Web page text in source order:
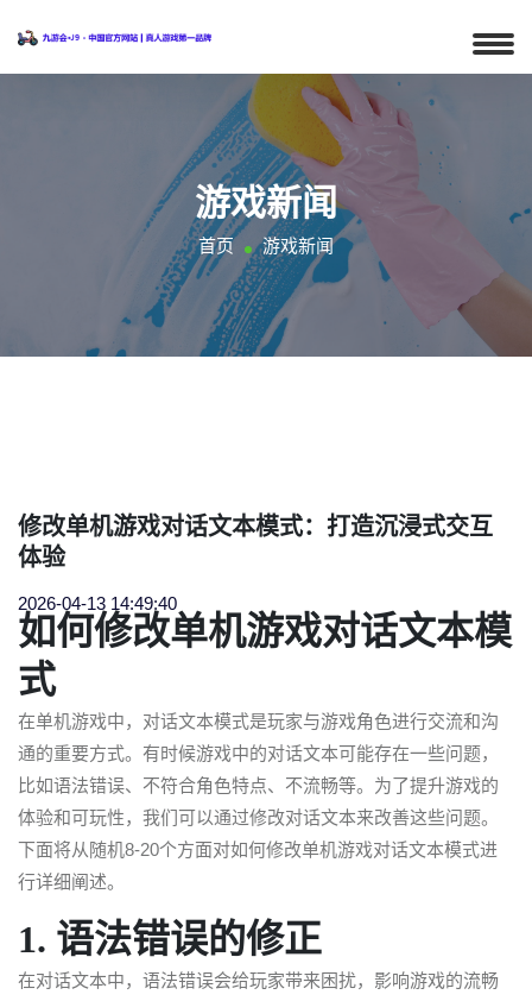
游戏新闻
首页 游戏新闻
修改单机游戏对话文本模式：打造沉浸式交互
体验
2026-04-13 14:49:40
如何修改单机游戏对话文本模
式
在单机游戏中，对话文本模式是玩家与游戏角色进行交流和沟
通的重要方式。有时候游戏中的对话文本可能存在一些问题，
比如语法错误、不符合角色特点、不流畅等。为了提升游戏的
体验和可玩性，我们可以通过修改对话文本来改善这些问题。
下面将从随机8-20个方面对如何修改单机游戏对话文本模式进
行详细阐述。
1. 语法错误的修正
在对话文本中，语法错误会给玩家带来困扰，影响游戏的流畅